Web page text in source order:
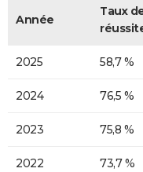
Année
Taux
2025 58,7 %
2024 76,5 %
2023 75,8 %
2022 73,7 %